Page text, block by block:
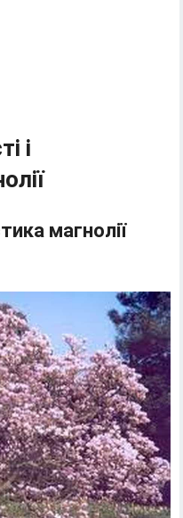
і
магнолії